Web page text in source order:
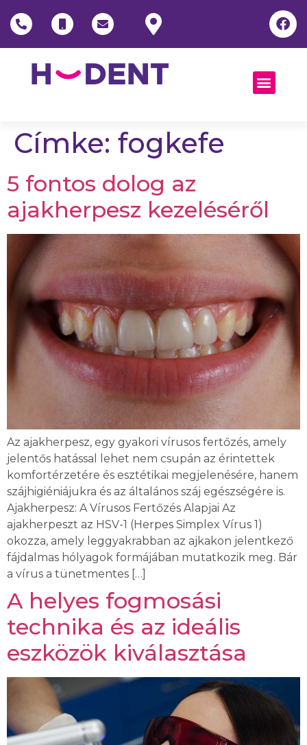
Címke: fogkefe
5 fontos dolog az
ajakherpesz kezeléséről
Az ajakherpesz, egy gyakori vírusos fertőzés, amely
jelentős hatással lehet nem csupán az érintettek
komfortérzetére és esztétikai megjelenésére, hanem
szájhigiéniájukra és az általános száj egészségére is.
Ajakherpesz: A Vírusos Fertőzés Alapjai Az
ajakherpeszt az HSV-1 (Herpes Simplex Vírus 1)
okozza, amely leggyakrabban az ajkakon jelentkező
fájdalmas hólyagok formájában mutatkozik meg. Bár
a vírus a tünetmentes […]
A helyes fogmosási
technika és az ideális
eszközök kiválasztása